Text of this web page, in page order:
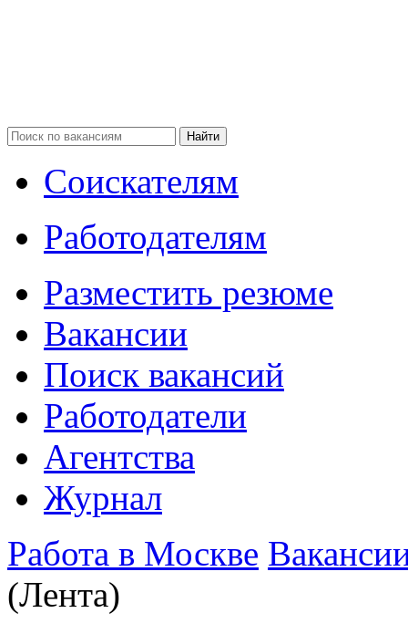
Соискателям
Работодателям
Разместить резюме
Вакансии
Поиск вакансий
Работодатели
Агентства
Журнал
Работа в Москве
(Лента)